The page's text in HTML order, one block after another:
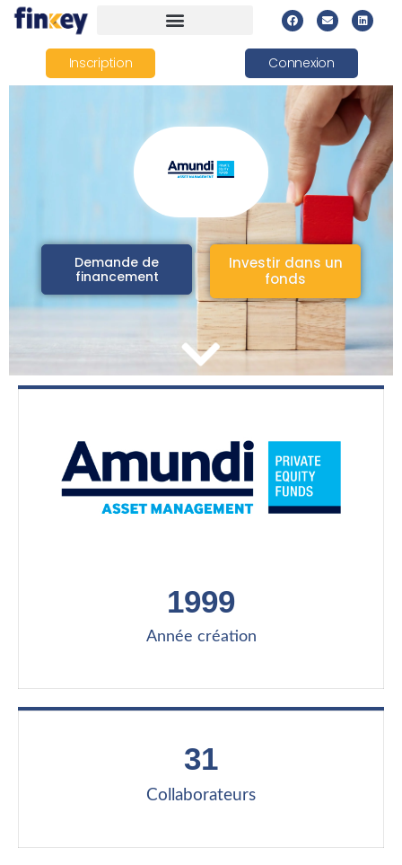
Inscription Connexion
Demande de
financement
Investir dans un
fonds
Année création
1999
Collaborateurs
31